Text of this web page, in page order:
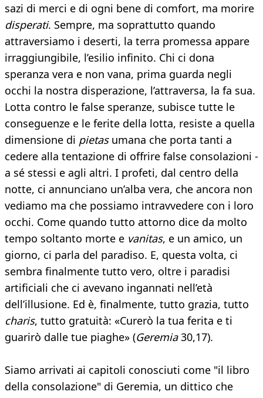
sazi di merci e di ogni bene di comfort, ma morire
disperati. Sempre, ma soprattutto quando
attraversiamo i deserti, la terra promessa appare
irraggiungibile, l’esilio infinito. Chi ci dona
speranza vera e non vana, prima guarda negli
occhi la nostra disperazione, l’attraversa, la fa sua.
Lotta contro le false speranze, subisce tutte le
conseguenze e le ferite della lotta, resiste a quella
dimensione di pietasumana che porta tanti a
cedere alla tentazione di offrire false consolazioni -
a sé stessi e agli altri. I profeti, dal centro della
notte, ci annunciano un’alba vera, che ancora non
vediamo ma che possiamo intravvedere con i loro
occhi. Come quando tutto attorno dice da molto
tempo soltanto morte e vanitas, e un amico, un
giorno, ci parla del paradiso. E, questa volta, ci
sembra finalmente tutto vero, oltre i paradisi
artificiali che ci avevano ingannati nell’età
dell’illusione. Ed è, finalmente, tutto grazia, tutto
charis, tutto gratuità: «Curerò la tua ferita e ti
guarirò dalle tue piaghe» (Geremia30,17).
Siamo arrivati ai capitoli conosciuti come "il libro
della consolazione" di Geremia, un dittico che